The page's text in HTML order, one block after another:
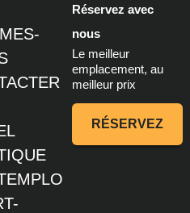
Réservez avec
nous
Le meilleur
emplacement, au
meilleur prix
RÉSERVEZ